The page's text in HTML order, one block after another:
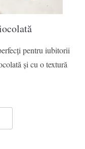
pentru iubitorii
și cu o textură